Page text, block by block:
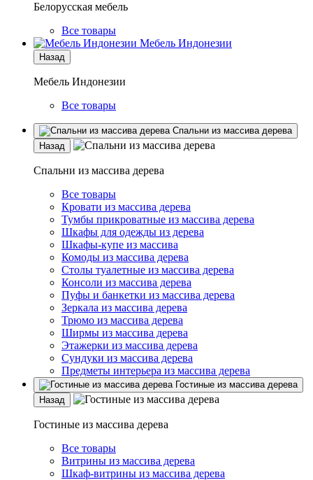
Белорусская мебель
Все товары
Мебель Индонезии
Назад
Мебель Индонезии
Все товары
Спальни из массива дерева
Назад
Спальни из массива дерева
Все товары
Кровати из массива дерева
Тумбы прикроватные из массива дерева
Шкафы для одежды из дерева
Шкафы-купе из массива
Комоды из массива дерева
Столы туалетные из массива дерева
Консоли из массива дерева
Пуфы и банкетки из массива дерева
Зеркала из массива дерева
Трюмо из массива дерева
Ширмы из массива дерева
Этажерки из массива дерева
Сундуки из массива дерева
Предметы интерьера из массива дерева
Гостиные из массива дерева
Назад
Гостиные из массива дерева
Все товары
Витрины из массива дерева
Шкаф-витрины из массива дерева